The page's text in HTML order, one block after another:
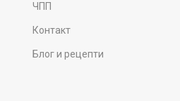
ЧПП
Контакт
Блог и рецепти